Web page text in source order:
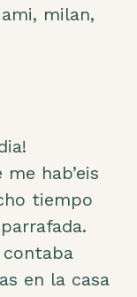
milan,
hab’eis
tiempo
contaba
en la casa